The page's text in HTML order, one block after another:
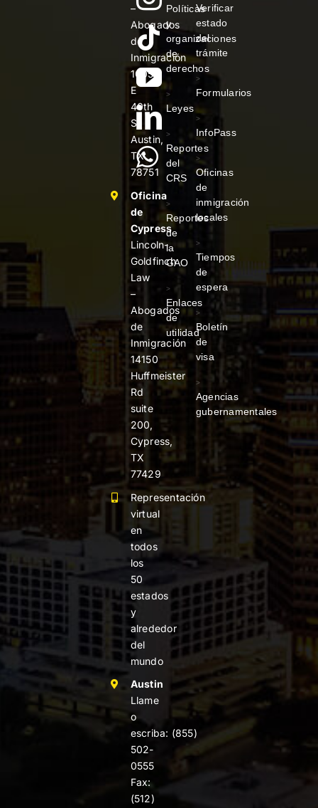
–
Abogados
de
Inmigración
1005
E
40th
St
Austin,
TX
78751
Oficina
de
Cypress
Lincoln-
Goldfinch
Law
–
Abogados
de
Inmigración
14150
Huffmeister
Rd
suite
200,
Cypress,
TX
77429
Representación
virtual
en
todos
los
50
estados
y
alrededor
del
mundo
Austin
Llame
o
escriba: (855)
502-
0555
Fax:
(512)
Políticas
y
organizaciones
de
derechos
>
Leyes
>
Reportes
del
CRS
>
Reportes
de
la
GAO
>
Enlaces
de
utilidad
Verificar
estado
del
trámite
>
Formularios
>
InfoPass
>
Oficinas
de
inmigración
locales
>
Tiempos
de
espera
>
Boletín
de
visa
>
Agencias
gubernamentales